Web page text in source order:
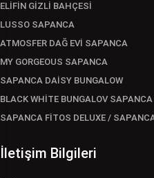
ELİFİN GİZLİ BAHÇESİ
LUSSO SAPANCA
ATMOSFER DAĞ EVİ SAPANCA
MY GORGEOUS SAPANCA
SAPANCA DAİSY BUNGALOW
BLACK WHİTE BUNGALOV SAPANCA
SAPANCA FİTOS DELUXE /
İletişim Bilgileri